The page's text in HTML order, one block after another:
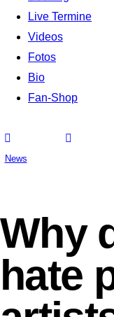
Live Termine
Videos
Fotos
Bio
Fan-Shop
News
Why
hate